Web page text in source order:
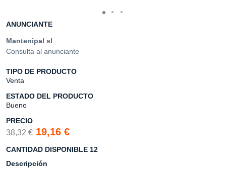
ANUNCIANTE
Mantenipal sl
Consulta al anunciante
TIPO DE PRODUCTO
Venta
ESTADO DEL PRODUCTO
Bueno
PRECIO
38,32 € 19,16 €
CANTIDAD DISPONIBLE 12
Descripción